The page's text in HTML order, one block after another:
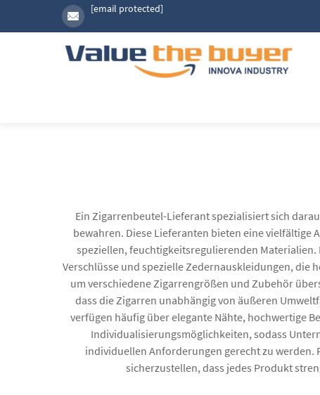
[email protected]
Ein Zigarrenbeutel-Lieferant spezialisiert sich
bewahren. Diese Lieferanten bieten eine vielfältige
speziellen, feuchtigkeitsregulierenden
Verschlüsse und spezielle Zedernauskleidungen, die
um verschiedene Zigarrengrößen und Zubehör
dass die Zigarren unabhängig von äußeren
verfügen häufig über elegante Nähte, hochwertige
Individualisierungsmöglichkeiten, sodass
individuellen Anforderungen gerecht zu
sicherzustellen, dass jedes Produkt